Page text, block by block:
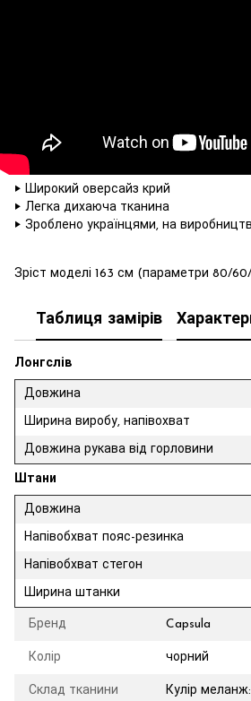
‣ Широкий оверсайз крий
‣ Легка дихаюча тканина
‣ Зроблено українцями, на
Зріст моделі 163 см (параметри 80/
Таблиця замірів
Лонгслів
Довжина
Ширина виробу, напівохват
Довжина рукава від горловини
Штани
Довжина
Напівобхват пояс-резинка
Напівобхват стегон
Ширина штанки
Бренд Capsula
Колір чорний
Склад тканини Кулір